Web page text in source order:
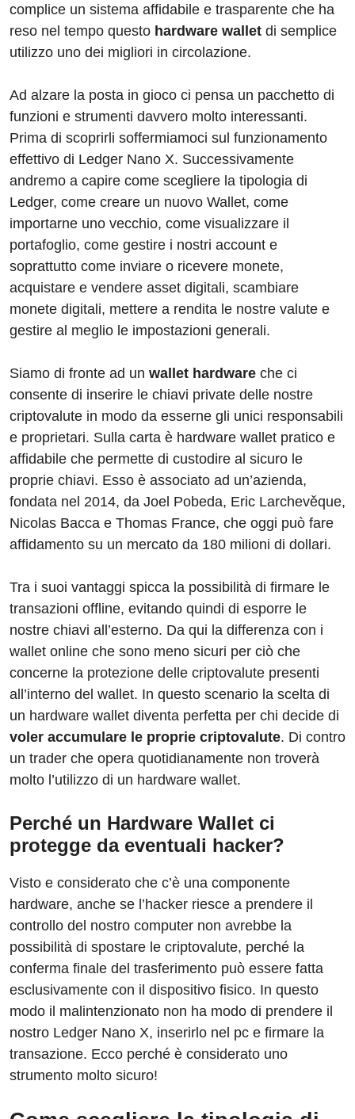
complice un sistema affidabile e trasparente che ha
reso nel tempo questo hardware wallet di semplice
utilizzo uno dei migliori in circolazione.
Ad alzare la posta in gioco ci pensa un pacchetto di
funzioni e strumenti davvero molto interessanti.
Prima di scoprirli soffermiamoci sul funzionamento
effettivo di Ledger Nano X. Successivamente
andremo a capire come scegliere la tipologia di
Ledger, come creare un nuovo Wallet, come
importarne uno vecchio, come visualizzare il
portafoglio, come gestire i nostri account e
soprattutto come inviare o ricevere monete,
acquistare e vendere asset digitali, scambiare
monete digitali, mettere a rendita le nostre valute e
gestire al meglio le impostazioni generali.
Siamo di fronte ad un wallet hardware che ci
consente di inserire le chiavi private delle nostre
criptovalute in modo da esserne gli unici responsabili
e proprietari. Sulla carta è hardware wallet pratico e
affidabile che permette di custodire al sicuro le
proprie chiavi. Esso è associato ad un’azienda,
fondata nel 2014, da Joel Pobeda, Eric Larchevěque,
Nicolas Bacca e Thomas France, che oggi può fare
affidamento su un mercato da 180 milioni di dollari.
Tra i suoi vantaggi spicca la possibilità di firmare le
transazioni offline, evitando quindi di esporre le
nostre chiavi all’esterno. Da qui la differenza con i
wallet online che sono meno sicuri per ciò che
concerne la protezione delle criptovalute presenti
all’interno del wallet. In questo scenario la scelta di
un hardware wallet diventa perfetta per chi decide di
voler accumulare le proprie criptovalute. Di contro
un trader che opera quotidianamente non troverà
molto l’utilizzo di un hardware wallet.
Perché un Hardware Wallet ci
protegge da eventuali hacker?
Visto e considerato che c’è una componente
hardware, anche se l’hacker riesce a prendere il
controllo del nostro computer non avrebbe la
possibilità di spostare le criptovalute, perché la
conferma finale del trasferimento può essere fatta
esclusivamente con il dispositivo fisico. In questo
modo il malintenzionato non ha modo di prendere il
nostro Ledger Nano X, inserirlo nel pc e firmare la
transazione. Ecco perché è considerato uno
strumento molto sicuro!